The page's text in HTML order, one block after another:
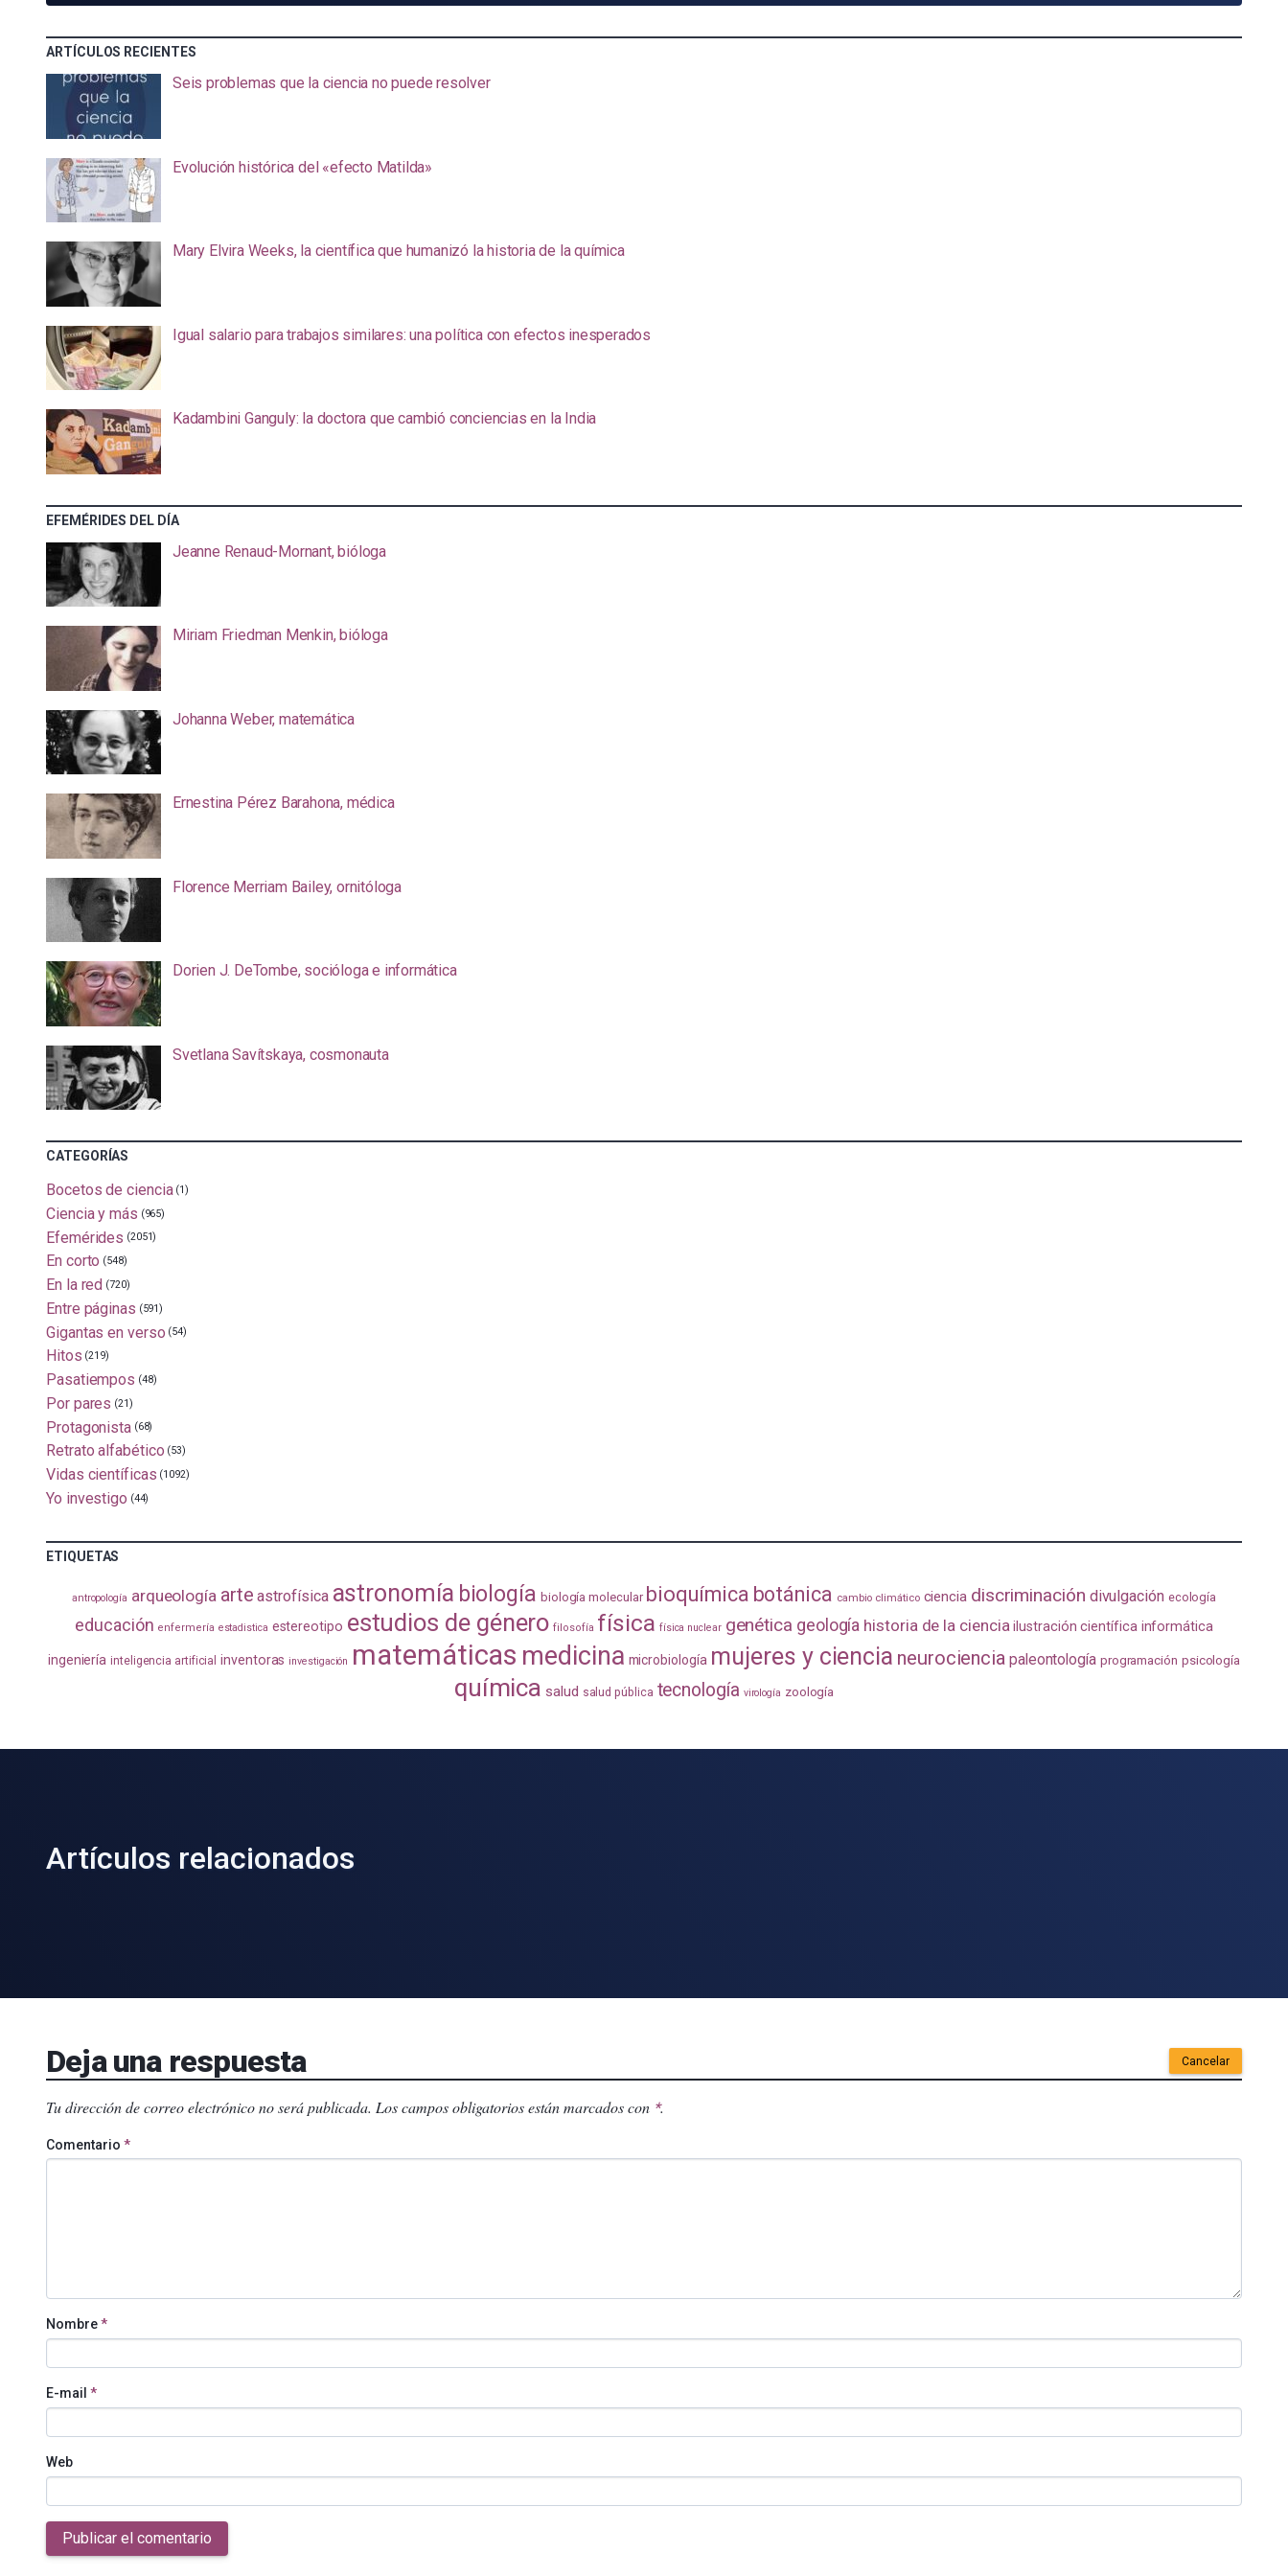
ARTÍCULOS RECIENTES
Seis problemas que la ciencia no puede resolver
Evolución histórica del «efecto Matilda»
Mary Elvira Weeks, la científica que humanizó la historia de la química
Igual salario para trabajos similares: una política con efectos inesperados
Kadambini Ganguly: la doctora que cambió conciencias en la India
EFEMÉRIDES DEL DÍA
Jeanne Renaud-Mornant, bióloga
Miriam Friedman Menkin, bióloga
Johanna Weber, matemática
Ernestina Pérez Barahona, médica
Florence Merriam Bailey, ornitóloga
Dorien J. DeTombe, socióloga e informática
Svetlana Savítskaya, cosmonauta
CATEGORÍAS
Bocetos de ciencia (1)
Ciencia y más (965)
Efemérides (2051)
En corto (548)
En la red (720)
Entre páginas (591)
Gigantas en verso (54)
Hitos (219)
Pasatiempos (48)
Por pares (21)
Protagonista (68)
Retrato alfabético (53)
Vidas científicas (1092)
Yo investigo (44)
ETIQUETAS
antropología arqueología arte astrofísica astronomía biología biología molecular bioquímica botánica cambio climático ciencia discriminación divulgación ecología
educación enfermería estadistica estereotipo estudios de género filosofía física física nuclear genética geología historia de la ciencia ilustración científica informática
ingeniería inteligencia artificial inventoras investigación matemáticas medicina microbiología mujeres y ciencia neurociencia paleontología programación psicología
química salud salud pública tecnología virología zoología
Artículos relacionados
Deja una respuesta Cancelar
Tu dirección de correo electrónico no será publicada. Los campos obligatorios están marcados con *.
Comentario *
Nombre*
E-mail *
Web
Publicar el comentario